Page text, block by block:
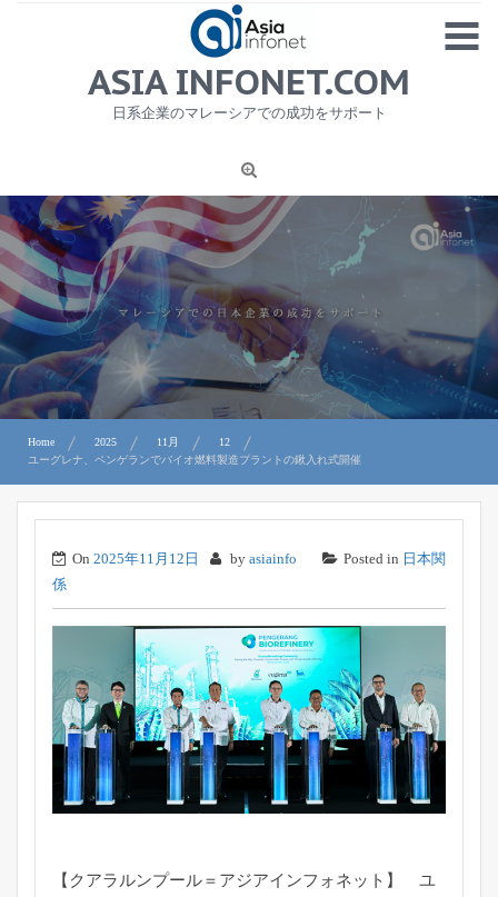
MENU
1
ニュース
労務サービス
プライバシーポリシー及び著作権について
お問合せ
ASIA INFONET.COM
日系企業のマレーシアでの成功をサポート
Home 2025 11月
12
ユーグレナ、ペンゲランでバイオ燃料製造プラントの鍬入れ式開催
On 2025年11月12日 by asiainfo Posted in 日本関
係
【クアラルンプール＝アジアインフォネット】 ユ